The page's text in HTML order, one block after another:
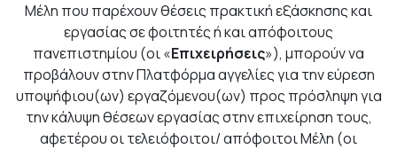
Μέλη που παρέχουν θέσεις πρακτική εξάσκησης και
εργασίας σε φοιτητές ή και απόφοιτους
πανεπιστημίου (οι «Επιχειρήσεις»), μπορούν να
προβάλουν στην Πλατφόρμα αγγελίες για την εύρεση
υποψήφιου(ων) εργαζόμενου(ων) προς πρόσληψη για
την κάλυψη θέσεων εργασίας στην επιχείρηση τους,
αφετέρου οι τελειόφοιτοι/ απόφοιτοι Μέλη (οι